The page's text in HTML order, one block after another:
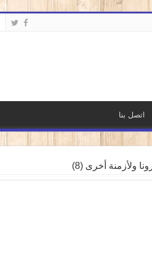
اتصل بنا
ولأزمنة أخرى (8)